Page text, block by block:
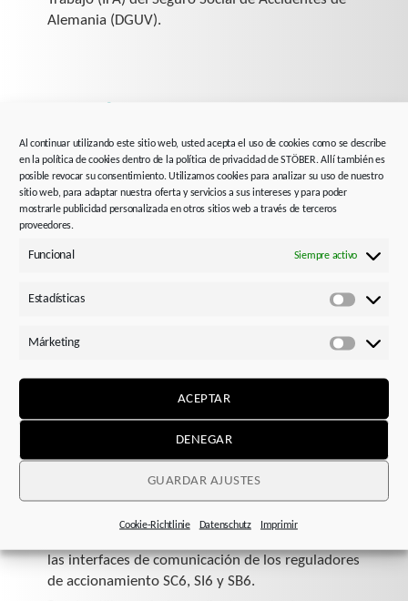
Al continuar utilizando este sitio web, usted acepta el uso de cookies como se describe
en la política de cookies dentro de la política de privacidad de STÖBER. Allí también es
posible revocar su consentimiento. Utilizamos cookies para analizar su uso de nuestro
sitio web, para adaptar nuestra oferta y servicios a sus intereses y para poder
mostrarle publicidad personalizada en otros sitios web a través de terceros
proveedores.
Funcional Siempre activo
Estadísticas
Márketing
ACEPTAR
DENEGAR
GUARDAR AJUSTES
Cookie-Richtlinie Datenschutz Imprimir
Alemania (DGUV).
Prevención de una puesta en marcha inesperada
según EN 14118.
Funciones de parada de emergencia según
EN ISO 13850.
comunicación.
Una conexión económicamente atractiva para
todos los sistemas de control compatibles con
Máximo nivel de seguridad para una máxima
las interfaces de comunicación de los reguladores
de accionamiento SC6, SI6 y SB6.